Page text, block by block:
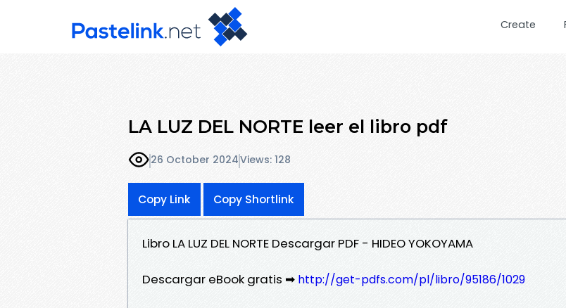
Create
LA LUZ DEL NORTE leer el libro pdf
26 October 2024Views: 128
Copy Link Copy Shortlink
Libro LA LUZ DEL NORTE Descargar PDF - HIDEO YOKOYAMA
Descargar eBook gratis ➡ http://get-pdfs.com/pl/libro/95186/1029